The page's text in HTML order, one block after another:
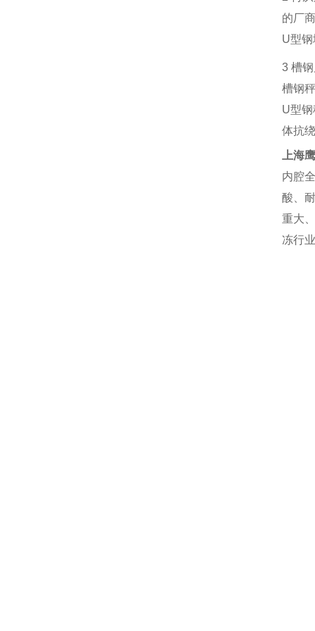
的厂
U型
3 槽
槽钢
U型
体抗
上海
内腔
酸、
重大
冻行